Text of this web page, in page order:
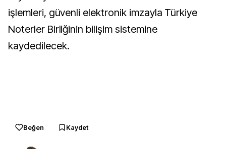
işlemleri, güvenli elektronik imzayla Türkiye
Noterler Birliğinin bilişim sistemine
kaydedilecek.
Beğen Kaydet